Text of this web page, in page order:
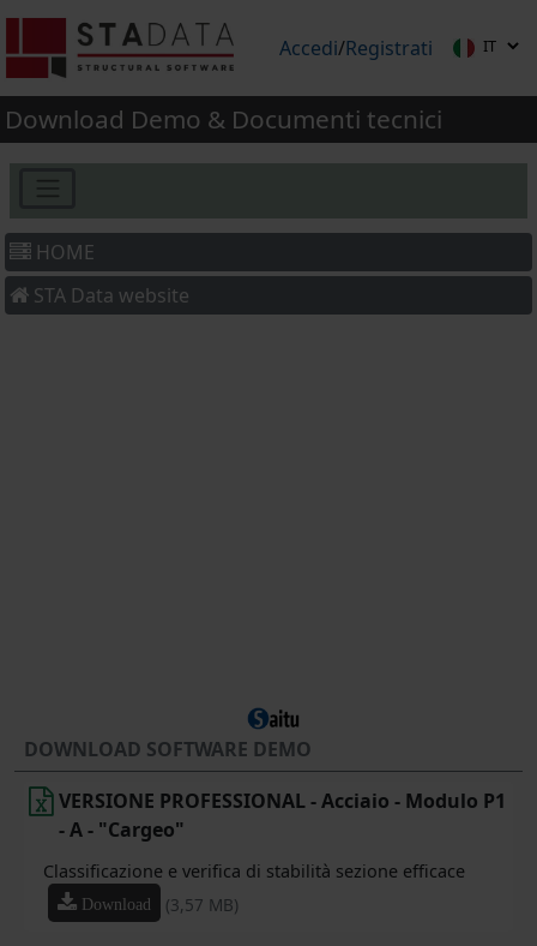
Accedi/Registrati
Download Demo & Documenti tecnici
HOME
STA Data website
DOWNLOAD SOFTWARE DEMO
VERSIONE PROFESSIONAL - Acciaio - Modulo P1
- A - "Cargeo"
Classificazione e verifica di stabilità sezione efficace
Download (3,57 MB)